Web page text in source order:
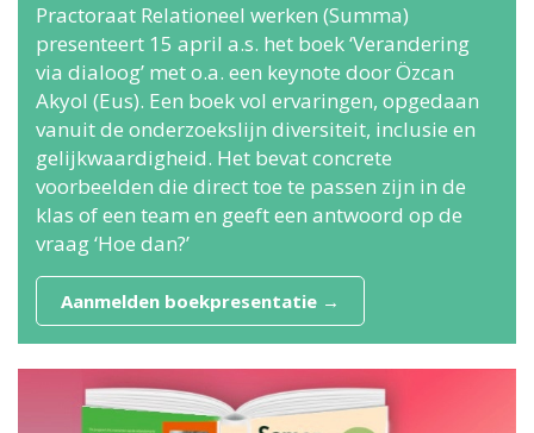
Practoraat Relationeel werken (Summa)
presenteert 15 april a.s. het boek ‘Verandering
via dialoog’ met o.a. een keynote door Özcan
Akyol (Eus). Een boek vol ervaringen, opgedaan
vanuit de onderzoekslijn diversiteit, inclusie en
gelijkwaardigheid. Het bevat concrete
voorbeelden die direct toe te passen zijn in de
klas of een team en geeft een antwoord op de
vraag ‘Hoe dan?’
Aanmelden boekpresentatie →